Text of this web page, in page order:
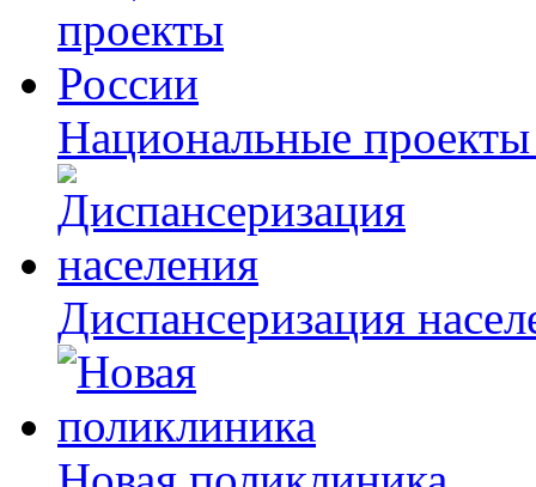
Национальные
Диспансеризация